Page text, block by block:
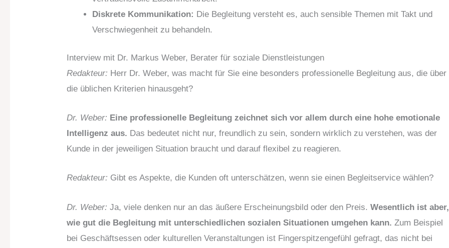
Diskrete Kommunikation: Die Begleitung versteht es, auch sensible Themen mit Takt und
Verschwiegenheit zu behandeln.
Interview mit Dr. Markus Weber, Berater für soziale Dienstleistungen
Redakteur: Herr Dr. Weber, was macht für Sie eine besonders professionelle Begleitung aus, die über
die üblichen Kriterien hinausgeht?
Dr. Weber: Eine professionelle Begleitung zeichnet sich vor allem durch eine hohe emotionale
Intelligenz aus. Das bedeutet nicht nur, freundlich zu sein, sondern wirklich zu verstehen, was der
Kunde in der jeweiligen Situation braucht und darauf flexibel zu reagieren.
Redakteur: Gibt es Aspekte, die Kunden oft unterschätzen, wenn sie einen Begleitservice wählen?
Dr. Weber: Ja, viele denken nur an das äußere Erscheinungsbild oder den Preis.Wesentlich ist aber,
wie gut die Begleitung mit unterschiedlichen sozialen Situationen umgehen kann. Zum Beispiel
bei Geschäftsessen oder kulturellen Veranstaltungen ist Fingerspitzengefühl gefragt, das nicht bei